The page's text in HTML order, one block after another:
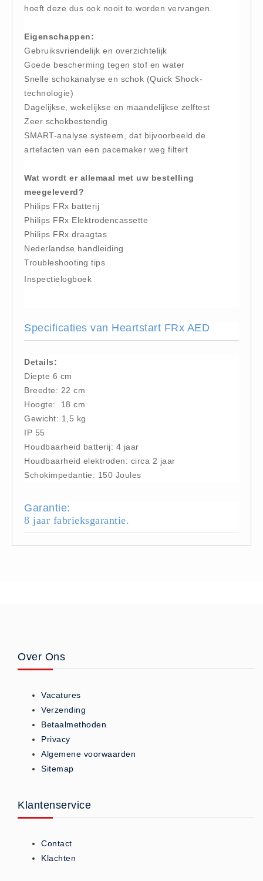
Koud - Warm kompressen (3)
Overige (1)
Spieren en gewrichten (0)
Teken - Beten sets (5)
Vitamines en mineralen (0)
Eerste Hulp Paneel
Eerste Hulp Paneel (0)
Evacuatie (19)
Noodkoffer (0)
Noodverlichting (1)
Stoelen (5)
Zaklampen (9)
Keurmeester NEN-3140
Keurmeester NEN-3140 (1)
Lesboeken
Medicatie en Drogisterij
Desinfectants (0)
Medicatie (0)
Noodproducten
Noodproducten (5)
Oefenmateriaal
Brand (9)
Verslikken en verstikken (1)
Oogdouche - Spoeling
Oogdouche - Spoeling -
HACCP blauw (4)
Portofoons
Portofoons - Algemeen (3)
Reanimatiepoppen -
Oefenmateriaal
Accessoires Ambu (0)
Reanimatiepoppen -
Oefenmateriaal - Algemeen (0)
hoeft deze dus ook nooit te worden vervangen.
Eigenschappen:
Gebruiksvriendelijk en overzichtelijk
Goede bescherming tegen stof en water
Snelle schokanalyse en schok (Quick Shock-
technologie)
Dagelijkse, wekelijkse en maandelijkse zelftest
Zeer schokbestendig
SMART-analyse systeem, dat bijvoorbeeld de
artefacten van een pacemaker weg filtert
Wat wordt er allemaal met uw bestelling
meegeleverd?
Philips FRx batterij
Philips FRx Elektrodencassette
Philips FRx draagtas
Nederlandse handleiding
Troubleshooting tips
Inspectielogboek
Specificaties van Heartstart FRx AED
Details:
Diepte 6 cm
Breedte: 22 cm
Hoogte: 18 cm
Gewicht: 1,5 kg
IP 55
Houdbaarheid batterij: 4 jaar
Houdbaarheid elektroden: circa 2 jaar
Schokimpedantie: 150 Joules
Garantie:
8 jaar fabrieksgarantie.
Over Ons
Vacatures
Verzending
Betaalmethoden
Privacy
Algemene voorwaarden
Sitemap
Klantenservice
Contact
Klachten